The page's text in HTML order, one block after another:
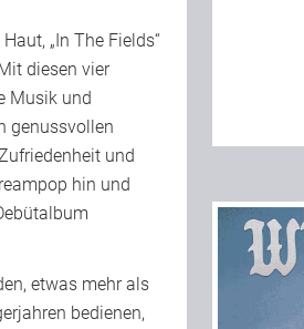
„In The Fields“
diesen vier
Musik und
genussvollen
und
hin und
etwas mehr als
bedienen,